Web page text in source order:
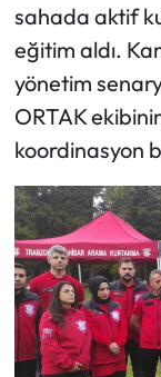
sahada aktif
eğitim aldı.
yönetim
ORTAK
koordinasyon